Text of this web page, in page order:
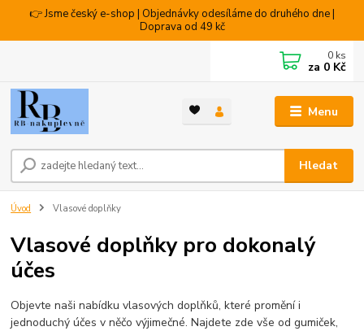
👉 Jsme český e-shop | Objednávky odesíláme do druhého dne |
Doprava od 49 kč
Menu
Hledat
0 ks
za 0 Kč
Úvod Vlasové doplňky
Vlasové doplňky pro dokonalý
účes
Objevte naši nabídku vlasových doplňků, které promění i
jednoduchý účes v něčo výjimečné. Najdete zde vše od gumiček,